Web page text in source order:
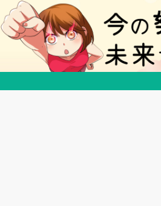
５分で得する豆知識ブロ